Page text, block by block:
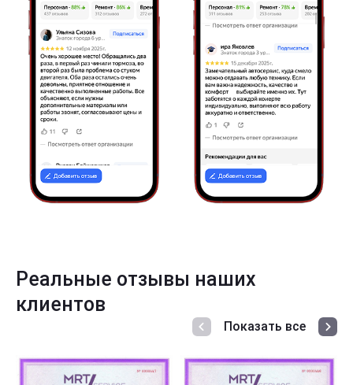
Реальные отзывы наших
клиентов
Показать все